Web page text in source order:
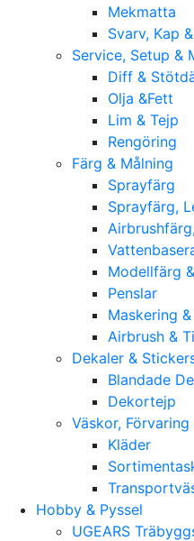
Mekmatta
Svarv, Kap
Service, Setup &
Diff &
Olja &Fett
Lim & Tejp
Rengöring
Färg & Målning
Sprayfärg
Sprayfärg,
Modellfärg
Penslar
Maskering
Airbrush &
Dekaler &
Blandade
Dekortejp
Väskor, Förvaring
Kläder
Hobby & Pyssel
UGEARS